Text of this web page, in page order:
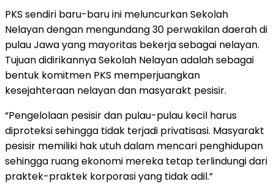
PKS sendiri baru-baru ini meluncurkan Sekolah
Nelayan dengan mengundang 30 perwakilan daerah di
pulau Jawa yang mayoritas bekerja sebagai nelayan.
Tujuan didirikannya Sekolah Nelayan adalah sebagai
bentuk komitmen PKS memperjuangkan
kesejahteraan nelayan dan masyarakt pesisir.
“Pengelolaan pesisir dan pulau-pulau kecil harus
diproteksi sehingga tidak terjadi privatisasi. Masyarakt
pesisir memiliki hak utuh dalam mencari penghidupan
sehingga ruang ekonomi mereka tetap terlindungi dari
praktek-praktek korporasi yang tidak adil.”